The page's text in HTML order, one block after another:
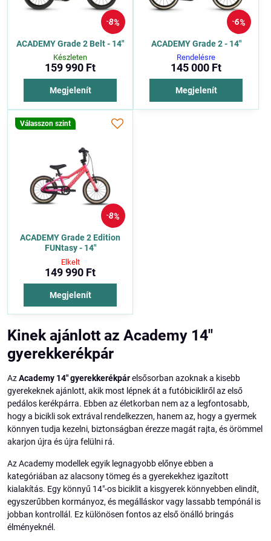
8%
ACADEMY Grade 2 Belt - 14"
Készleten
159 990 Ft
Megjelenít
6%
ACADEMY Grade 2 - 14"
Rendelésre
145 000 Ft
Megjelenít
8%
Válasszon szint
ACADEMY Grade 2 Edition
FUNtasy - 14"
Elkelt
149 990 Ft
Megjelenít
Kinek ajánlott az Academy 14"
gyerekkerékpár
AzAcademy 14" gyerekkerékpárelsősorban azoknak a kisebb
gyerekeknek ajánlott, akik most lépnek át a futóbicikliről az első
pedálos kerékpárra. Ebben az életkorban nem az a legfontosabb,
hogy a bicikli sok extrával rendelkezzen, hanem az, hogy a gyermek
könnyen tudja kezelni, biztonságban érezze magát rajta, és örömmel
akarjon újra és újra felülni rá.
Az Academy modellek egyik legnagyobb előnye ebben a
kategóriában az alacsony tömeg és a gyerekekhez igazított
kialakítás. Egy könnyű 14"-os biciklit a kisgyerek könnyebben elindít,
egyszerűbben kormányoz, és megálláskor vagy lassabb tempónál is
jobban kontrollál. Ez különösen fontos az első önálló bringás
élményeknél.